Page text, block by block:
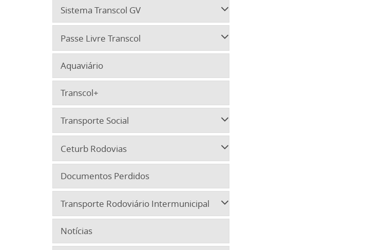
Sistema Transcol GV
Passe Livre Transcol
Aquaviário
Transcol+
Transporte Social
Ceturb Rodovias
Documentos Perdidos
Transporte Rodoviário Intermunicipal
Notícias